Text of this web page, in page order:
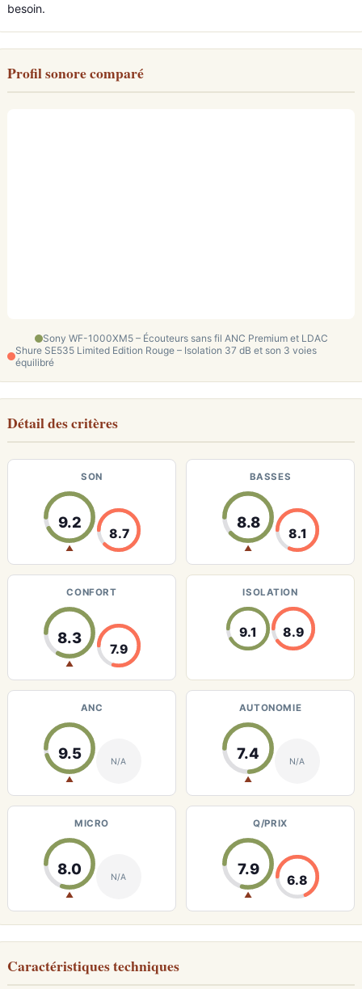
besoin.
Profil sonore comparé
Sony WF-1000XM5 – Écouteurs sans fil ANC Premium et LDAC
Shure SE535 Limited Edition Rouge – Isolation 37 dB et son 3 voies
équilibré
Détail des critères
SON
9.2
▲
8.7
BASSES
8.8
▲
8.1
CONFORT
8.3
▲
7.9
ISOLATION
9.1 8.9
ANC
9.5
▲
N/A
AUTONOMIE
7.4
▲
N/A
MICRO
8.0
▲
N/A
Q/PRIX
7.9
▲
6.8
Caractéristiques techniques